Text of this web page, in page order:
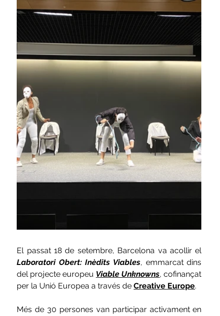
El passat 18 de setembre, Barcelona va acollir el
Laboratori Obert: Inèdits Viables, emmarcat dins
del projecte europeu Viable Unknowns, cofinançat
per la Unió Europea a través de Creative Europe.
Més de 30 persones van participar activament en